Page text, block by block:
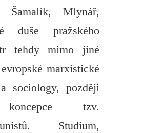
Šamalík, Mlynář,
duše pražského
tehdy mimo jiné
marxistické
sociology, později
tzv.
Studium,